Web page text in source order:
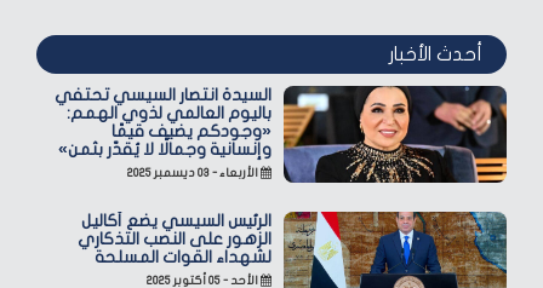
أحدث الأخبار
السيدة انتصار السيسي تحتفي
باليوم العالمي لذوي الهمم:
«وجودكم يضيف قيمًا
وإنسانية وجمالًا لا يُقدّر بثمن»
الأربعاء - ٠٣ ديسمبر ٢٠٢٥
الرئيس السيسي يضع أكاليل
الزهور على النصب التذكاري
لشهداء القوات المسلحة
الأحد - ٠٥ أكتوبر ٢٠٢٥